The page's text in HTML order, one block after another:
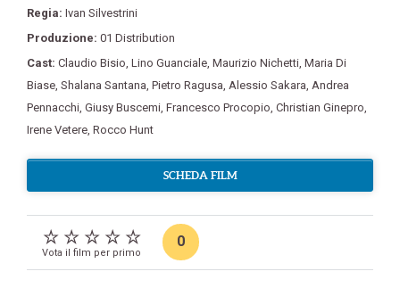
Regia: Ivan Silvestrini
Produzione: 01 Distribution
Cast: Claudio Bisio Lino Guanciale Maurizio Nichetti Maria Di
Biase Shalana Santana Pietro Ragusa Alessio Sakara Andrea
Pennacchi Giusy Buscemi Francesco Procopio Christian Ginepro
Irene Vetere Rocco Hunt
SCHEDA FILM
Vota il film per primo
0